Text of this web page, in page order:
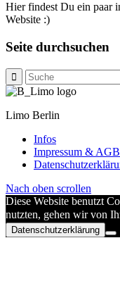
Hier findest Du ein paar
Website :)
Seite durchsuchen
Limo Berlin
Infos
Impressum &
Nach oben scrollen
Diese Website benutzt
nutzten, gehen wir von
Datenschutzerklärung